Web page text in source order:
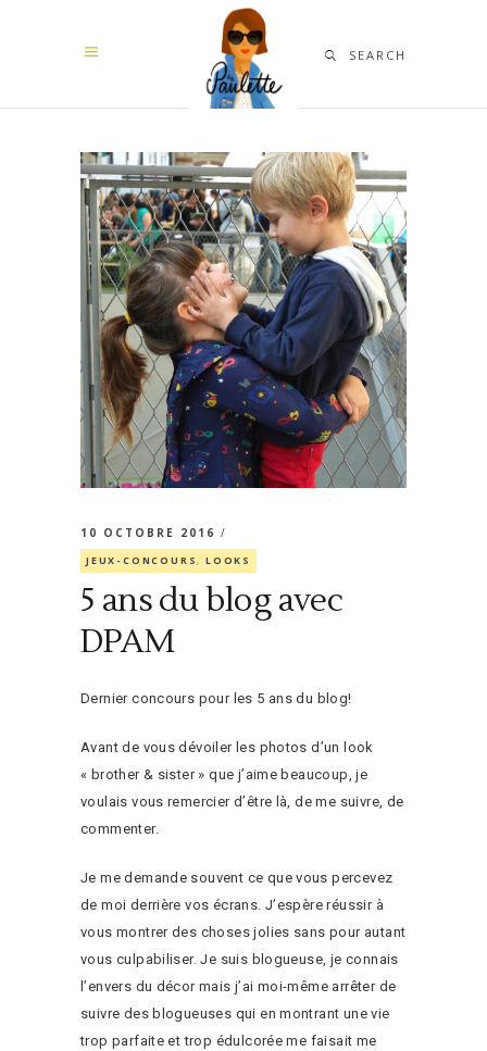
SEARCH
10 OCTOBRE 2016
JEUX-CONCOURS,LOOKS
5 ans du blog avec
DPAM
Dernier concours pour les 5 ans du blog!
Avant de vous dévoiler les photos d’un look
« brother & sister » que j’aime beaucoup, je
voulais vous remercier d’être là, de me suivre, de
commenter.
Je me demande souvent ce que vous percevez
de moi derrière vos écrans. J’espère réussir à
vous montrer des choses jolies sans pour autant
vous culpabiliser. Je suis blogueuse, je connais
l’envers du décor mais j’ai moi-même arrêter de
suivre des blogueuses qui en montrant une vie
trop parfaite et trop édulcorée me faisait me